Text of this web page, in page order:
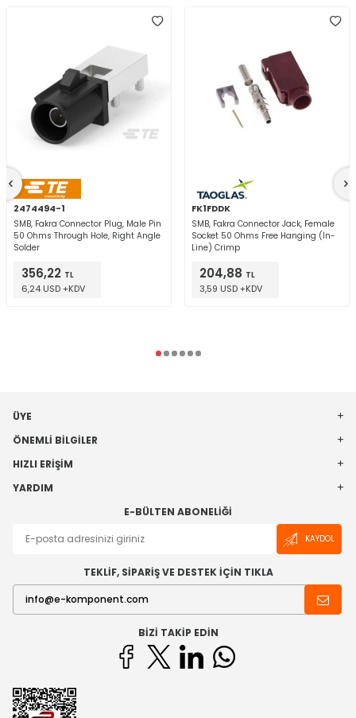
2474494-1
SMB, Fakra Connector Plug, Male Pin
50 Ohms Through Hole, Right Angle
Solder
356,22 TL
6,24 USD +KDV
FK1FDDK
SMB, Fakra Connector Jack, Female
Socket 50 Ohms Free Hanging (In-
Line) Crimp
204,88 TL
3,59 USD +KDV
ÜYE
ÖNEMLI BILGILER
HIZLI ERIŞIM
YARDIM
E-BÜLTEN ABONELIĞI
KAYDOL
TEKLİF, SİPARİŞ VE DESTEK İÇİN TIKLA
BIZI TAKIP EDIN